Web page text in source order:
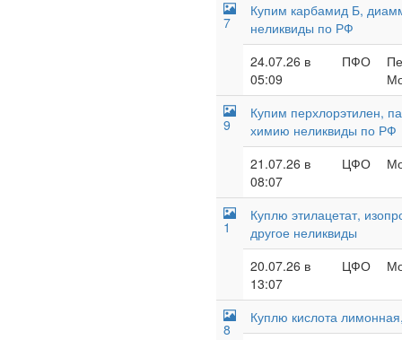
7
Купим карбамид Б,
неликвиды по РФ
24.07.26 в
05:09
ПФО
9
Купим перхлорэтилен,
химию неликвиды по РФ
21.07.26 в
08:07
ЦФО
1
Куплю этилацетат,
другое неликвиды
20.07.26 в
13:07
ЦФО
8
Куплю кислота